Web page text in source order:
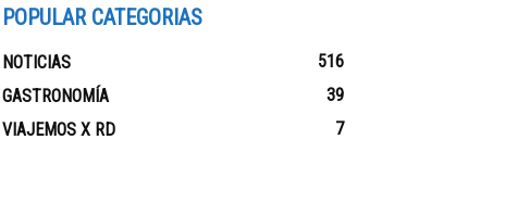
POPULAR CATEGORIAS
NOTICIAS
516
GASTRONOMÍA
39
VIAJEMOS X RD
7